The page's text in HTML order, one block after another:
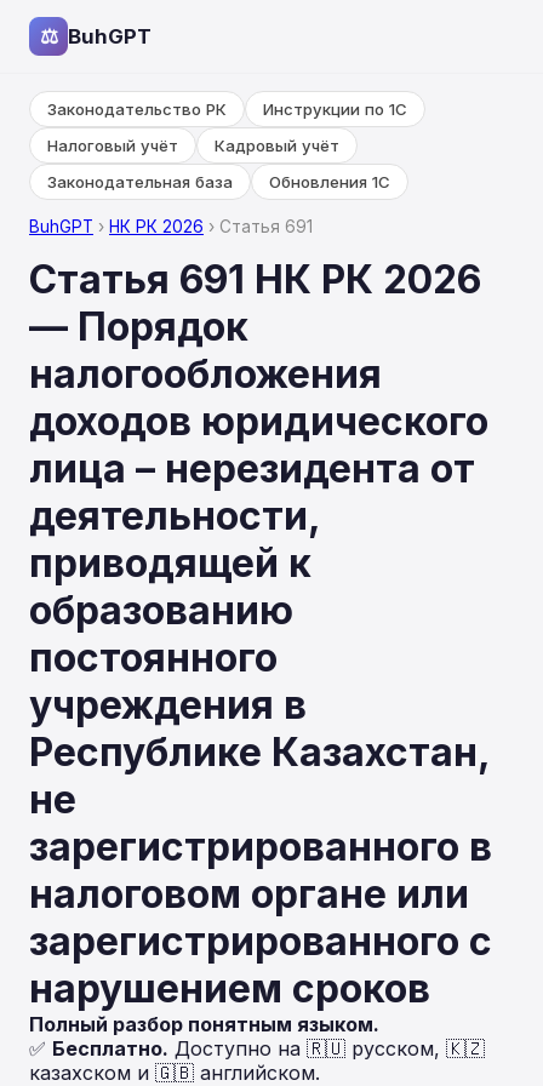
⚖ BuhGPT
Законодательство РК
Инструкции по 1С
Налоговый учёт
Кадровый учёт
Законодательная база
Обновления 1С
BuhGPT › НК РК 2026 › Статья 691
Статья 691 НК РК 2026
— Порядок
налогообложения
доходов юридического
лица – нерезидента от
деятельности,
приводящей к
образованию
постоянного
учреждения в
Республике Казахстан,
не
зарегистрированного в
налоговом органе или
зарегистрированного с
нарушением сроков
Полный разбор понятным языком.
✅ Бесплатно. Доступно на 🇷🇺 русском, 🇰🇿
казахском и 🇬🇧 английском.